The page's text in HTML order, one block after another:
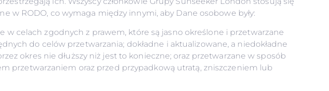
w RODO, co wymaga między innymi, aby Dane osobowe były:
celach zgodnych z prawem, które są jasno określone i przetwarzane
do celów przetwarzania; dokładne i aktualizowane, a niedokładne
okres nie dłuższy niż jest to konieczne; oraz przetwarzane w sposób
przetwarzaniem oraz przed przypadkową utratą, zniszczeniem lub